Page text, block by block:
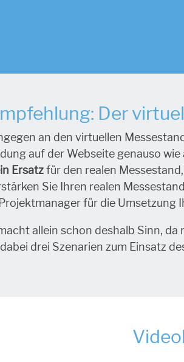
Der
an den virtuellen
auf der Webseite genauso
Ersatzfür den realen
Sie Ihren realen
für die Umsetzung
allein schon deshalb Sinn,
drei Szenarien zum Einsatz